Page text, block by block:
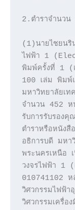
2.ตำราจำนวน
(1)นายไชยนริ
ไฟฟ้า 1
พิมพ์ครั้งที่ 1 (
100 เล่ม พิมพ์
มหาวิทยาลัยเท
จำนวน 452
รับการรับรอง
ตำราหรือหนังสื
อธิการบดี มหา
พระนครเหนือ
วงจรไฟฟ้า
010741102 ห
วิศวกรรมไฟฟ้า
วิศวกรรมเครื่อ